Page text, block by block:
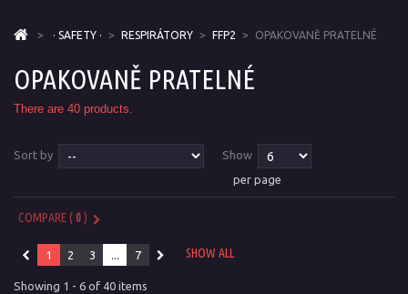
> · SAFETY · > RESPIRÁTORY > FFP2 > OPAKOVANĚ PRATELNÉ
OPAKOVANĚ PRATELNÉ
There are 40 products.
Sort by
Show
per page
COMPARE (0)
SHOW ALL
1 2 3 ... 7
Showing 1 - 6 of 40 items